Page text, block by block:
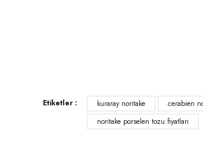
Bu ürüne benzer farklı alternatifler olmalı.
Etiketler : kuraray noritake cerabien
noritake porselen tozu fiyatları